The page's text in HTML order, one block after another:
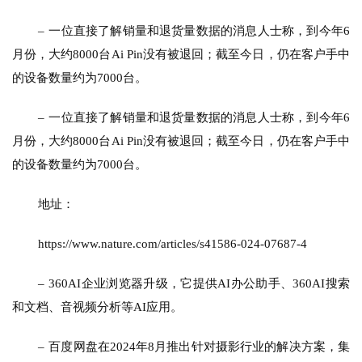
– 一位直接了解销量和退货量数据的消息人士称，到今年6
月份，大约8000台Ai Pin没有被退回；截至今日，仍在客户手中
的设备数量约为7000台。
– 一位直接了解销量和退货量数据的消息人士称，到今年6
月份，大约8000台Ai Pin没有被退回；截至今日，仍在客户手中
的设备数量约为7000台。
地址：
https://www.nature.com/articles/s41586-024-07687-4
– 360AI企业浏览器升级，它提供AI办公助手、360AI搜索
和文档、音视频分析等AI应用。
– 百度网盘在2024年8月推出针对摄影行业的解决方案，集